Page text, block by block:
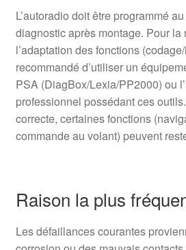
L’autoradio doit être programmé
diagnostic après montage. Pour la
l’adaptation des fonctions
recommandé d’utiliser un
PSA (DiagBox/Lexia/PP2000) ou
professionnel possédant ces
correcte, certaines fonctions
commande au volant) peuvent
Raison la plus
Les défaillances courantes